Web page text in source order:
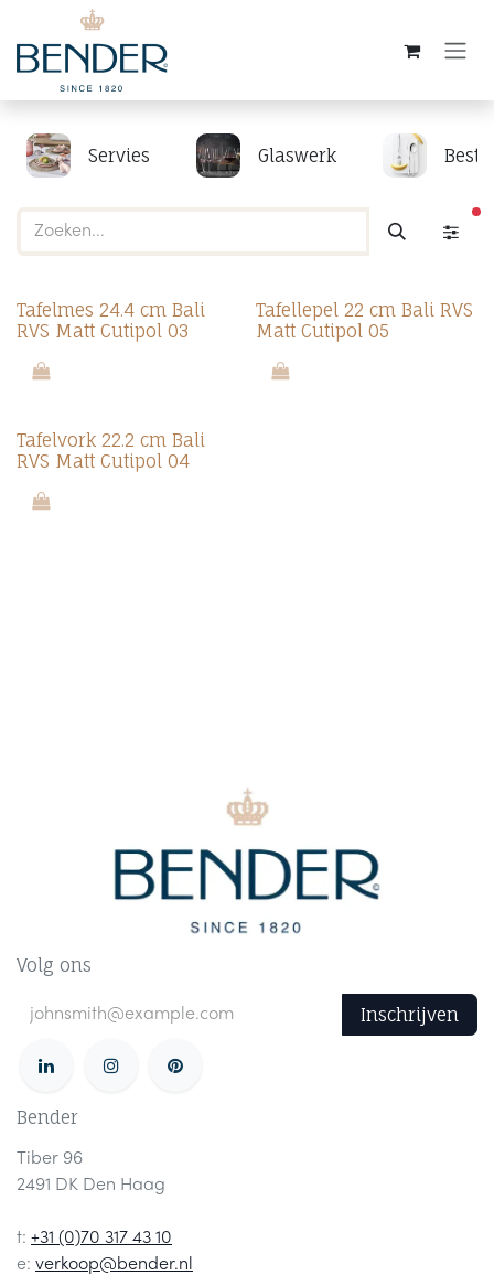
Overslaan naar inhoud
Servies Glaswerk
Tafelmes 24.4 cm Bali
RVS Matt Cutipol 03
Tafellepel 22 cm Bali RVS
Matt Cutipol 05
Tafelvork 22.2 cm Bali
RVS Matt Cutipol 04
Volg ons
Inschrijven
Bender
Tiber 96
2491 DK Den Haag
t: +31 (0)70 317 43 10
e: verkoop@bender.nl